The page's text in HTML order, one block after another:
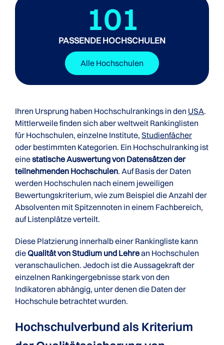
101
PASSENDE HOCHSCHULEN
Alle Hochschulen
Ihren Ursprung haben Hochschulrankings in den USA.
Mittlerweile finden sich aber weltweit Rankinglisten
für Hochschulen, einzelne Institute, Studienfächer
oder bestimmten Kategorien. Ein Hochschulranking ist
einestatische Auswertung von Datensätzen der
teilnehmenden Hochschulen. Auf Basis der Daten
werden Hochschulen nach einem jeweiligen
Bewertungskriterium, wie zum Beispiel die Anzahl der
Absolventen mit Spitzennoten in einem Fachbereich,
auf Listenplätze verteilt.
Diese Platzierung innerhalb einer Rankingliste kann
dieQualität von Studium und Lehrean Hochschulen
veranschaulichen. Jedoch ist die Aussagekraft der
einzelnen Rankingergebnisse stark von den
Indikatoren abhängig, unter denen die Daten der
Hochschule betrachtet wurden.
Hochschulverbund als Kriterium